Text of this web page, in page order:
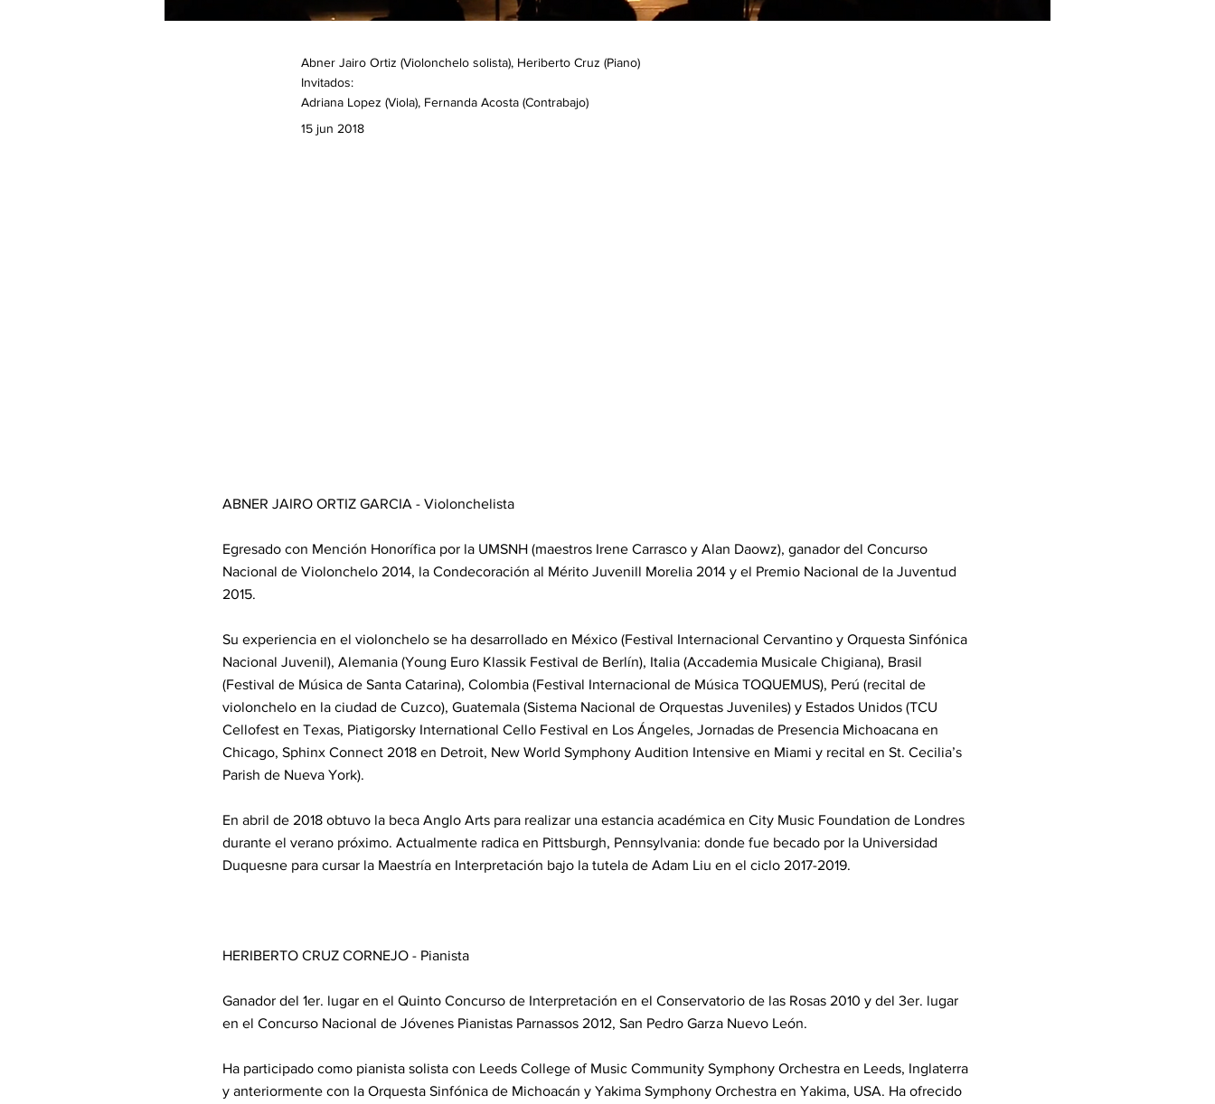
Abner Jairo Ortiz (Violonchelo solista), Heriberto Cruz (Piano)
Invitados:
Adriana Lopez (Viola), Fernanda Acosta (Contrabajo)
15 jun 2018
ABNER JAIRO ORTIZ GARCIA - Violonchelista
Egresado con Mención Honorífica por la UMSNH (maestros Irene Carrasco y Alan Daowz), ganador del Concurso
Nacional de Violonchelo 2014, la Condecoración al Mérito Juvenill Morelia 2014 y el Premio Nacional de la Juventud
2015.
Su experiencia en el violonchelo se ha desarrollado en México (Festival Internacional Cervantino y Orquesta Sinfónica
Nacional Juvenil), Alemania (Young Euro Klassik Festival de Berlín), Italia (Accademia Musicale Chigiana), Brasil
(Festival de Música de Santa Catarina), Colombia (Festival Internacional de Música TOQUEMUS), Perú (recital de
violonchelo en la ciudad de Cuzco), Guatemala (Sistema Nacional de Orquestas Juveniles) y Estados Unidos (TCU
Cellofest en Texas, Piatigorsky International Cello Festival en Los Ángeles, Jornadas de Presencia Michoacana en
Chicago, Sphinx Connect 2018 en Detroit, New World Symphony Audition Intensive en Miami y recital en St. Cecilia’s
Parish de Nueva York).
En abril de 2018 obtuvo la beca Anglo Arts para realizar una estancia académica en City Music Foundation de Londres
durante el verano próximo. Actualmente radica en Pittsburgh, Pennsylvania: donde fue becado por la Universidad
Duquesne para cursar la Maestría en Interpretación bajo la tutela de Adam Liu en el ciclo 2017-2019.
HERIBERTO CRUZ CORNEJO - Pianista
Ganador del 1er. lugar en el Quinto Concurso de Interpretación en el Conservatorio de las Rosas 2010 y del 3er. lugar
en el Concurso Nacional de Jóvenes Pianistas Parnassos 2012, San Pedro Garza Nuevo León.
Ha participado como pianista solista con Leeds College of Music Community Symphony Orchestra en Leeds, Inglaterra
y anteriormente con la Orquesta Sinfónica de Michoacán y Yakima Symphony Orchestra en Yakima, USA. Ha ofrecido